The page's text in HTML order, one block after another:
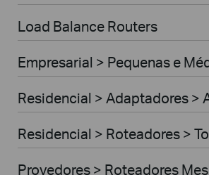
Load Balance Routers
Empresarial > Pequenas e
Residencial > Adaptadores >
Residencial > Roteadores >
Provedores > Roteadores